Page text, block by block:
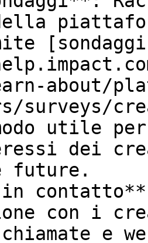
about/
surveys/
utile
dei
future.
con i
e